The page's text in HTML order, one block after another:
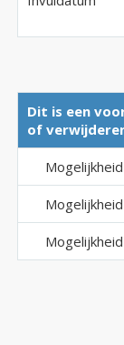
Dit is een
of
Mogelijkheid